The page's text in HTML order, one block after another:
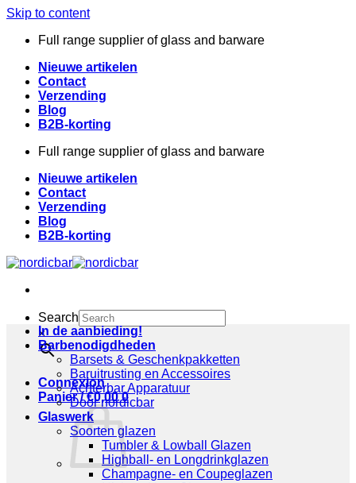
Skip to content
Full range supplier of glass and barware
Nieuwe artikelen
Contact
Verzending
Blog
B2B-korting
Full range supplier of glass and barware
Nieuwe artikelen
Contact
Verzending
Blog
B2B-korting
Search
×
Connexion
Panier /€0,00 0
In de aanbieding!
Barbenodigdheden
Barsets & Geschenkpakketten
Baruitrusting en Accessoires
Achterbar Apparatuur
Door nordicbar
Glaswerk
Soorten glazen
Tumbler & Lowball Glazen
Highball- en Longdrinkglazen
Champagne- en Coupeglazen